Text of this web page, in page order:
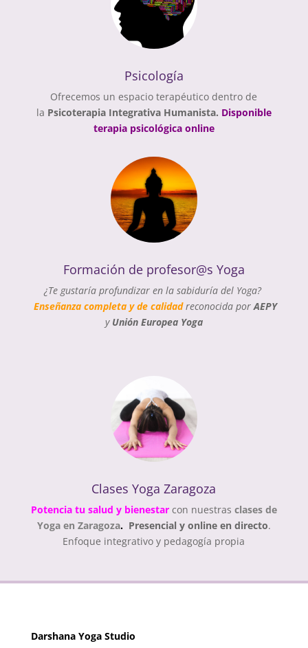
Psicología
Ofrecemos un espacio terapéutico dentro de
la Psicoterapia Integrativa Humanista. Disponible
terapia psicológica online
Formación de profesor@s Yoga
¿Te gustaría profundizar en la sabiduría del Yoga?
Enseñanza completa y de calidadreconocida porAEPY
yUnión Europea Yoga
Clases Yoga Zaragoza
Potencia tu salud y bienestarcon nuestras clases de
Yoga en Zaragoza. Presencial y online en directo.
Enfoque integrativo y pedagogía propia
Darshana Yoga Studio